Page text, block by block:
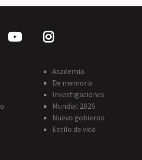
Academia
De memoria
Investigaciones
Mundial 2026
Nuevo gobierno
Estilo de vida